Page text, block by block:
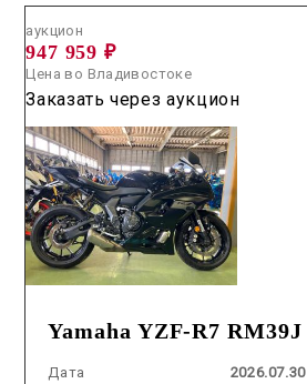
Yamaha YZF-R7 RM39J
Дата
2026.07.30
аукцион
947 959 ₽
Цена во Владивостоке
Заказать через аукцион